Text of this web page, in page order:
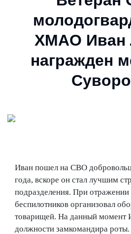
ХМАО Иван
награжден
Иван пошел на СВО
года, вскоре он стал лучшим
подразделения. При отражении
беспилотников организовал
товарищей. На данный момент
должности замкомандира роты.